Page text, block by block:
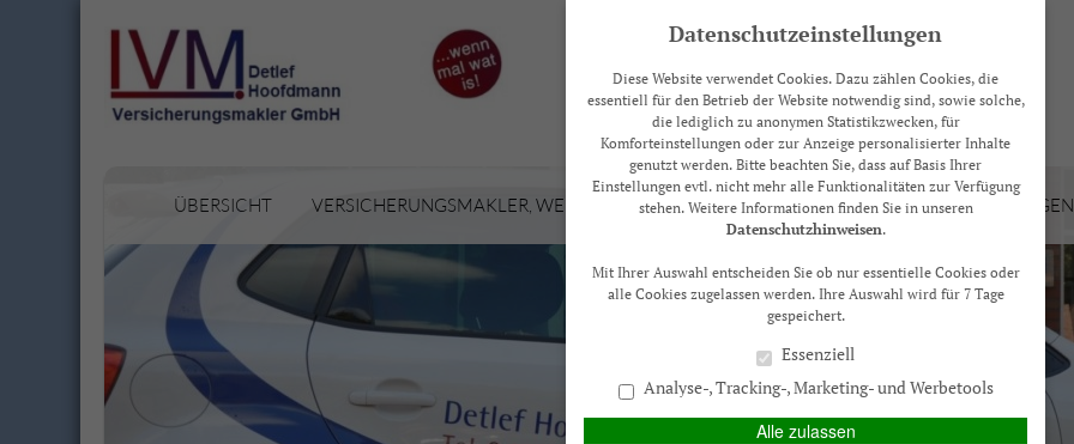
ÜBERSICHT VERSICHERUNGSMAKLER, WEIL… VERSICHERUNGEN VORSORGE LEISTUNGEN
Datenschutzeinstellungen
Diese Website verwendet Cookies. Dazu zählen Cookies, die
essentiell für den Betrieb der Website notwendig sind, sowie solche,
die lediglich zu anonymen Statistikzwecken, für
Komforteinstellungen oder zur Anzeige personalisierter Inhalte
genutzt werden. Bitte beachten Sie, dass auf Basis Ihrer
Einstellungen evtl. nicht mehr alle Funktionalitäten zur Verfügung
stehen. Weitere Informationen finden Sie in unseren
Datenschutzhinweisen.
Mit Ihrer Auswahl entscheiden Sie ob nur essentielle Cookies oder
alle Cookies zugelassen werden. Ihre Auswahl wird für 7 Tage
gespeichert.
Essenziell
Analyse-, Tracking-, Marketing- und Werbetools
Alle zulassen